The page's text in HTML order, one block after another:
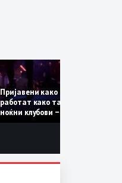
Пријавени како туристки, а
работат како танчерки во
ноќни клубови – полицијата
откри сомнителна шема за